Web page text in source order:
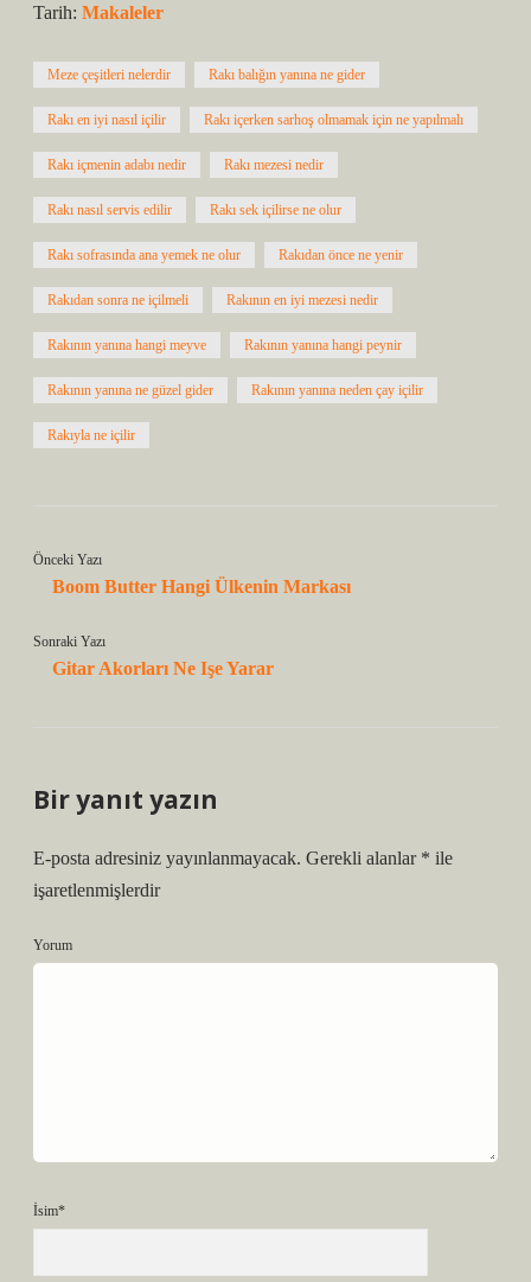
Tarih: Makaleler
Meze çeşitleri nelerdir Rakı balığın yanına ne gider
Rakı en iyi nasıl içilir Rakı içerken sarhoş olmamak için ne yapılmalı
Rakı içmenin adabı nedir Rakı mezesi nedir
Rakı nasıl servis edilir Rakı sek içilirse ne olur
Rakı sofrasında ana yemek ne olur Rakıdan önce ne yenir
Rakıdan sonra ne içilmeli Rakının en iyi mezesi nedir
Rakının yanına hangi meyve Rakının yanına hangi peynir
Rakının yanına ne güzel gider Rakının yanına neden çay içilir
Rakıyla ne içilir
Önceki Yazı
Boom Butter Hangi Ülkenin Markası
Sonraki Yazı
Gitar Akorları Ne Işe Yarar
Bir yanıt yazın
E-posta adresiniz yayınlanmayacak. Gerekli alanlar * ile
işaretlenmişlerdir
Yorum
İsim*